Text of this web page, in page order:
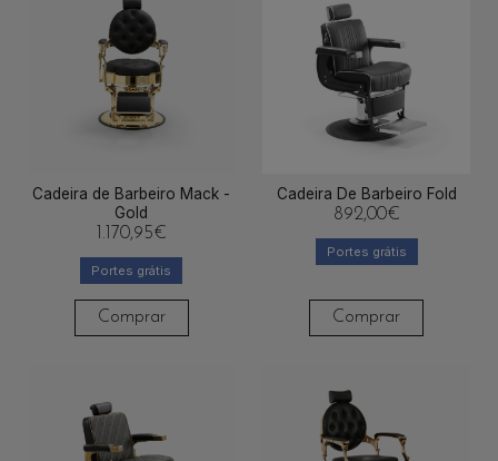
Cadeira de Barbeiro Mack -
Gold
1.170,95€
Portes grátis
Comprar
Cadeira De Barbeiro Fold
892,00€
Portes grátis
Comprar